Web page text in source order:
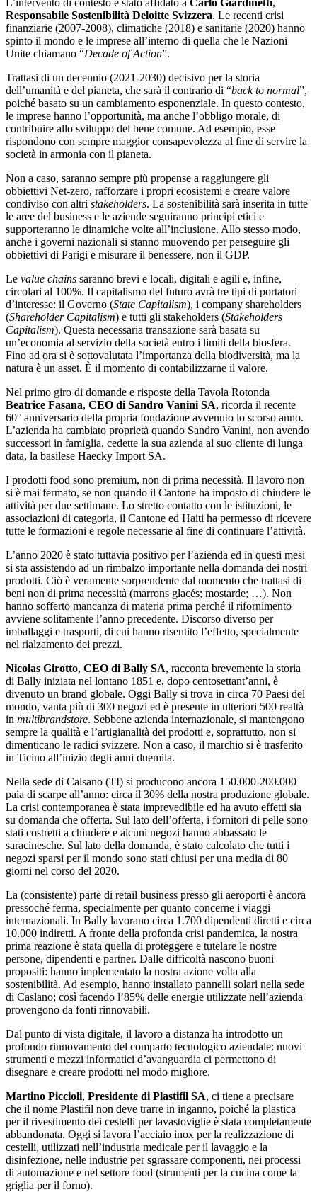
Responsabile Sostenibilità Deloitte Svizzera. Le recenti crisi
finanziarie (2007-2008), climatiche (2018) e sanitarie (2020) hanno
spinto il mondo e le imprese all’interno di quella che le Nazioni
Unite chiamano “Decade of Action”.
Trattasi di un decennio (2021-2030) decisivo per la storia
dell’umanità e del pianeta, che sarà il contrario di “back to normal”,
poiché basato su un cambiamento esponenziale. In questo contesto,
le imprese hanno l’opportunità, ma anche l’obbligo morale, di
contribuire allo sviluppo del bene comune. Ad esempio, esse
rispondono con sempre maggior consapevolezza al fine di servire la
società in armonia con il pianeta.
Non a caso, saranno sempre più propense a raggiungere gli
obbiettivi Net-zero, rafforzare i propri ecosistemi e creare valore
condiviso con altri stakeholders. La sostenibilità sarà inserita in tutte
le aree del business e le aziende seguiranno principi etici e
supporteranno le dinamiche volte all’inclusione. Allo stesso modo,
anche i governi nazionali si stanno muovendo per perseguire gli
obbiettivi di Parigi e misurare il benessere, non il GDP.
Le value chains saranno brevi e locali, digitali e agili e, infine,
circolari al 100%. Il capitalismo del futuro avrà tre tipi di portatori
d’interesse: il Governo (State Capitalism), i company shareholders
(Shareholder Capitalism) e tutti gli stakeholders (Stakeholders
Capitalism). Questa necessaria transazione sarà basata su
un’economia al servizio della società entro i limiti della biosfera.
Fino ad ora si è sottovalutata l’importanza della biodiversità, ma la
natura è un asset. È il momento di contabilizzarne il valore.
Nel primo giro di domande e risposte della Tavola Rotonda
Beatrice Fasana, CEO di Sandro Vanini SA, ricorda il recente
60° anniversario della propria fondazione avvenuto lo scorso anno.
L’azienda ha cambiato proprietà quando Sandro Vanini, non avendo
successori in famiglia, cedette la sua azienda al suo cliente di lunga
data, la basilese Haecky Import SA.
I prodotti food sono premium, non di prima necessità. Il lavoro non
si è mai fermato, se non quando il Cantone ha imposto di chiudere le
attività per due settimane. Lo stretto contatto con le istituzioni, le
associazioni di categoria, il Cantone ed Haiti ha permesso di ricevere
tutte le formazioni e regole necessarie al fine di continuare l’attività.
L’anno 2020 è stato tuttavia positivo per l’azienda ed in questi mesi
si sta assistendo ad un rimbalzo importante nella domanda dei nostri
prodotti. Ciò è veramente sorprendente dal momento che trattasi di
beni non di prima necessità (marrons glacés; mostarde; …). Non
hanno sofferto mancanza di materia prima perché il rifornimento
avviene solitamente l’anno precedente. Discorso diverso per
imballaggi e trasporti, di cui hanno risentito l’effetto, specialmente
nel rialzamento dei prezzi.
Nicolas Girotto, CEO di Bally SA, racconta brevemente la storia
di Bally iniziata nel lontano 1851 e, dopo centosettant’anni, è
divenuto un brand globale. Oggi Bally si trova in circa 70 Paesi del
mondo, vanta più di 300 negozi ed è presente in ulteriori 500 realtà
in multibrandstore. Sebbene azienda internazionale, si mantengono
sempre la qualità e l’artigianalità dei prodotti e, soprattutto, non si
dimenticano le radici svizzere. Non a caso, il marchio si è trasferito
in Ticino all’inizio degli anni duemila.
Nella sede di Calsano (TI) si producono ancora 150.000-200.000
paia di scarpe all’anno: circa il 30% della nostra produzione globale.
La crisi contemporanea è stata imprevedibile ed ha avuto effetti sia
su domanda che offerta. Sul lato dell’offerta, i fornitori di pelle sono
stati costretti a chiudere e alcuni negozi hanno abbassato le
saracinesche. Sul lato della domanda, è stato calcolato che tutti i
negozi sparsi per il mondo sono stati chiusi per una media di 80
giorni nel corso del 2020.
La (consistente) parte di retail business presso gli aeroporti è ancora
pressoché ferma, specialmente per quanto concerne i viaggi
internazionali. In Bally lavorano circa 1.700 dipendenti diretti e circa
10.000 indiretti. A fronte della profonda crisi pandemica, la nostra
prima reazione è stata quella di proteggere e tutelare le nostre
persone, dipendenti e partner. Dalle difficoltà nascono buoni
propositi: hanno implementato la nostra azione volta alla
sostenibilità. Ad esempio, hanno installato pannelli solari nella sede
di Caslano; così facendo l’85% delle energie utilizzate nell’azienda
provengono da fonti rinnovabili.
Dal punto di vista digitale, il lavoro a distanza ha introdotto un
profondo rinnovamento del comparto tecnologico aziendale: nuovi
strumenti e mezzi informatici d’avanguardia ci permettono di
disegnare e creare prodotti nel modo migliore.
Martino Piccioli, Presidente di Plastifil SA, ci tiene a precisare
che il nome Plastifil non deve trarre in inganno, poiché la plastica
per il rivestimento dei cestelli per lavastoviglie è stata completamente
abbandonata. Oggi si lavora l’acciaio inox per la realizzazione di
cestelli, utilizzati nell’industria medicale per il lavaggio e la
disinfezione, nelle industrie per sgrassare componenti, nei processi
di automazione e nel settore food (strumenti per la cucina come la
griglia per il forno).